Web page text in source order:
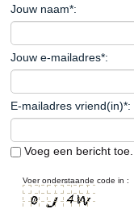
Jouw naam*:
Jouw e-mailadres*:
E-mailadres vriend(in)*:
Voeg een bericht toe.
Voer onderstaande code in :